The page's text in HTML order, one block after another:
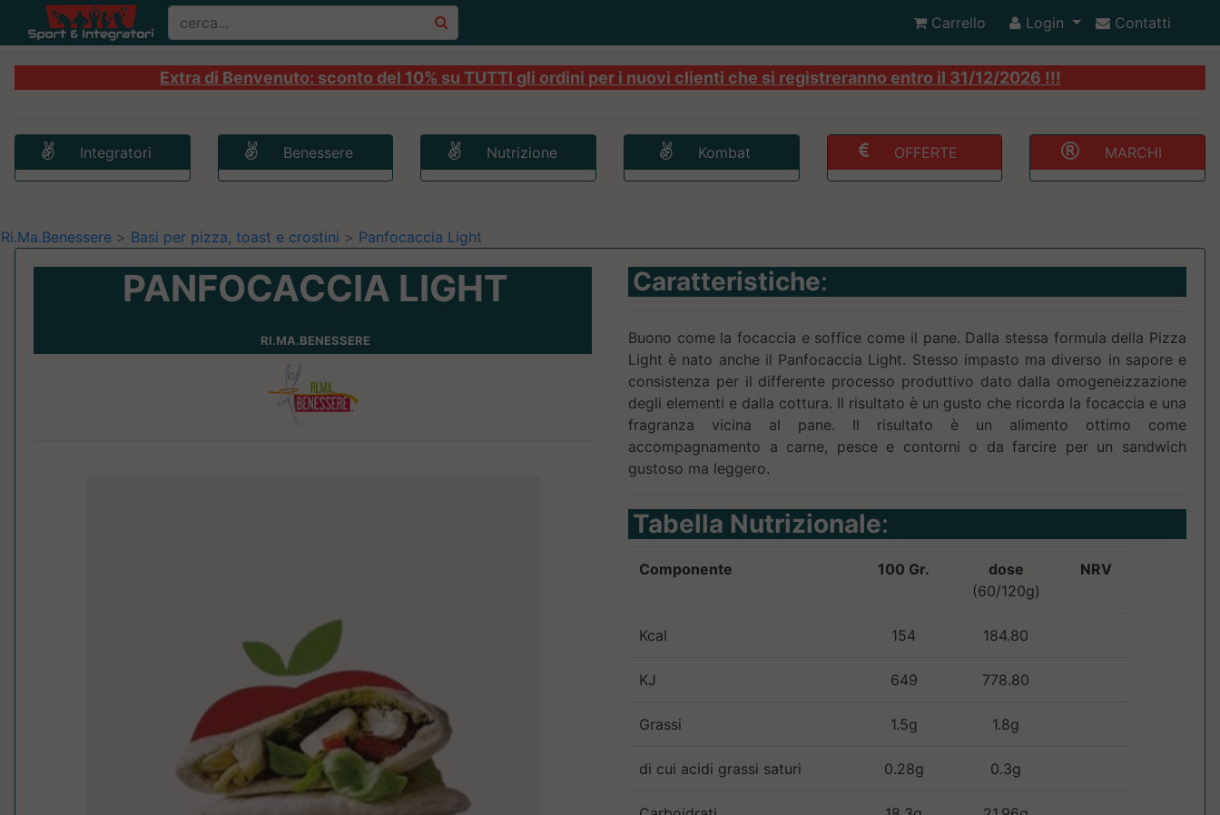
Carrello Login Contatti
Extra di Benvenuto: sconto del 10% su TUTTI gli ordini per i nuovi clienti che si registreranno entro il 31/12/2026 !!!
Integratori Benessere Nutrizione Kombat OFFERTE MARCHI
Ri.Ma.Benessere > Basi per pizza, toast e crostini > Panfocaccia Light
PANFOCACCIA LIGHT
RI.MA.BENESSERE
Caratteristiche:
Buono come la focaccia e soffice come il pane. Dalla stessa formula della Pizza
Light è nato anche il Panfocaccia Light. Stesso impasto ma diverso in sapore e
consistenza per il differente processo produttivo dato dalla omogeneizzazione
degli elementi e dalla cottura. Il risultato è un gusto che ricorda la focaccia e una
fragranza vicina al pane. Il risultato è un alimento ottimo come
accompagnamento a carne, pesce e contorni o da farcire per un sandwich
gustoso ma leggero.
Tabella Nutrizionale:
Componente 100 Gr.
dose
(60/120g)
NRV
Kcal 154 184.80
KJ 649 778.80
Grassi 1.5g 1.8g
di cui acidi grassi saturi 0.28g 0.3g